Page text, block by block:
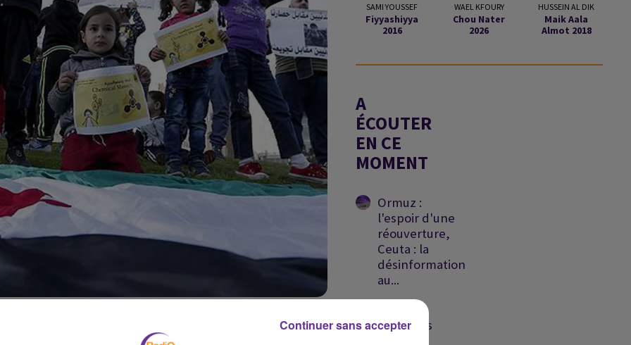
de la faim car cette ville proche de Damas reste assiégée
mois. "Il n'y a plus rien à manger. Je n'ai pris que de l'eau
SAMI YOUSSEF
Fiyyashiyya
2016
WAEL KFOURY
Chou Nater
2026
HUSSEIN AL DIK
Maik Aala
Almot 2018
A
ÉCOUTER
EN CE
MOMENT
Ormuz :
l'espoir d'une
réouverture,
Ceuta : la
désinformation
au...
nouvelles
Continuer sans accepter